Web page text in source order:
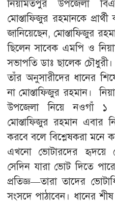
নিয়ামতপুর উপজেলা
মোস্তাফিজুর রহমানকে
জানিয়েছেন, মোস্তাফিজুর
ছিলেন সাবেক এমপি ও
সভাপতি ডাঃ ছালেক
তাঁর অনুসারীদের ধানের
না মোস্তাফিজুর রহমান।
উপজেলা নিয়ে নওগাঁ
মোস্তাফিজুর রহমান এবার
করবে বলে বিশ্লেষকরা মনে
এখনো ভোটারদের হৃদয়ে
সেদিন যারা ভোট দিতে
প্রতিজ্ঞ—তারা তাদের
সংসদে পাঠাবেন। ধানের